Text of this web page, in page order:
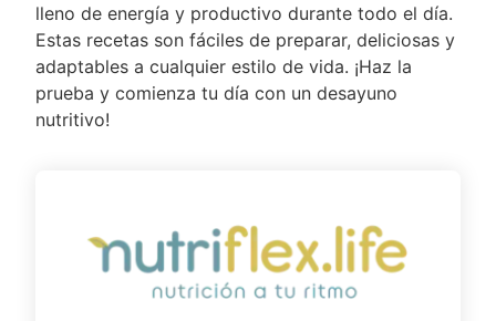
lleno de energía y productivo durante todo el día.
Estas recetas son fáciles de preparar, deliciosas y
adaptables a cualquier estilo de vida. ¡Haz la
prueba y comienza tu día con un desayuno
nutritivo!